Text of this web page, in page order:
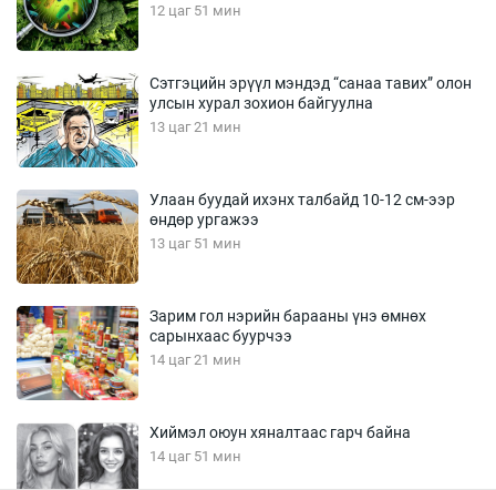
12 цаг 51 мин
Сэтгэцийн эрүүл мэндэд “санаа тавих” олон
улсын хурал зохион байгуулна
13 цаг 21 мин
Улаан буудай ихэнх талбайд 10-12 см-ээр
өндөр ургажээ
13 цаг 51 мин
Зарим гол нэрийн барааны үнэ өмнөх
сарынхаас буурчээ
14 цаг 21 мин
Хиймэл оюун хяналтаас гарч байна
14 цаг 51 мин